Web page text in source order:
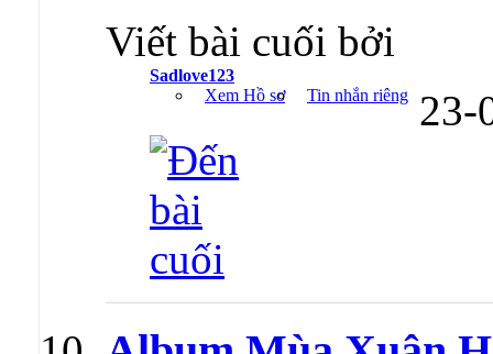
Viết bài cuối bởi
Sadlove123
Xem Hồ sơ
Tin nhắn riêng 23-